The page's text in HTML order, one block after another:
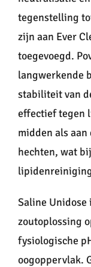
tegenstelling
zijn aan Ever
toegevoegd.
langwerkende
stabiliteit van
effectief tegen
midden als
hechten, wat
Saline
zoutoplossing
fysiologische
oogoppervlak.